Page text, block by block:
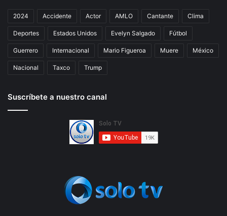
2024 Accidente Actor AMLO Cantante Clima
Deportes Estados Unidos Evelyn Salgado Fútbol
Guerrero Internacional Mario Figueroa Muere México
Nacional Taxco Trump
Suscríbete a nuestro canal